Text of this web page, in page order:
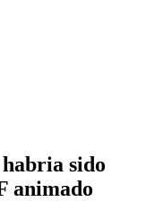
sido
animado